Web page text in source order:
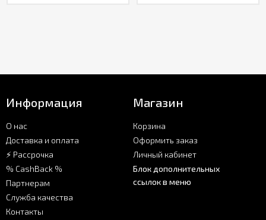
Информация
О нас
Доставка и оплата
⚡ Рассрочка
% CashBack %
Партнерам
Служба качества
Контакты
Магазин
Корзина
Оформить заказ
Личный кабинет
Блок дополнительных
ссылок в меню